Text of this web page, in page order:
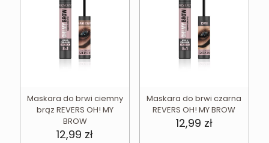
Maskara do brwi ciemny
brąz REVERS OH! MY
BROW
12,99 zł
Maskara do brwi czarna
REVERS OH! MY BROW
12,99 zł